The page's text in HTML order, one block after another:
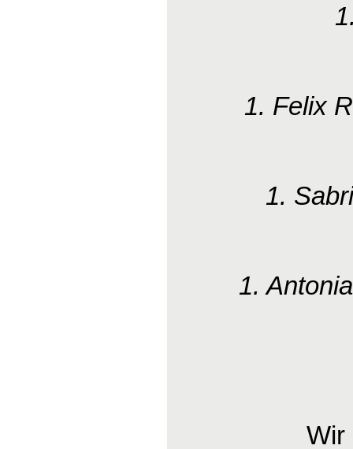
1. Felix
1.
1.
Wir